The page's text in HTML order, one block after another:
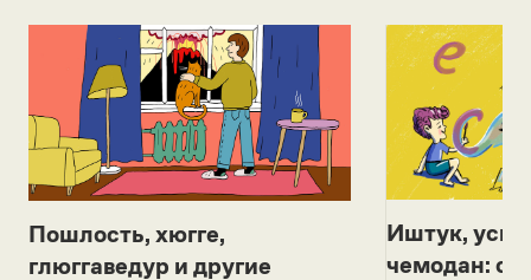
Пошлость, хюгге,
глюггаведур и другие
Иштук,
чемодан: